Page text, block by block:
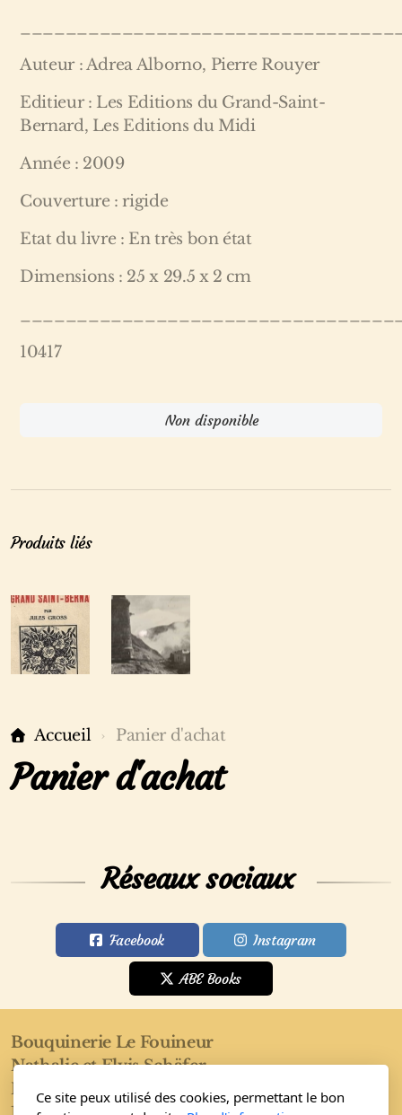
Auteur : Adrea Alborno, Pierre Rouyer
Editieur : Les Editions du Grand-Saint-
Bernard, Les Editions du Midi
Année : 2009
Couverture : rigide
Etat du livre : En très bon état
Dimensions : 25 x 29.5 x 2 cm
10417
Non disponible
Produits liés
Accueil Panier d'achat
Panier d'achat
Réseaux sociaux
Facebook Instagram
ABE Books
Bouquinerie Le Fouineur
Nathalie et Elvis Schäfer
Rue de l'Eglise 40
Ce site peux utilisé des cookies, permettant le bon